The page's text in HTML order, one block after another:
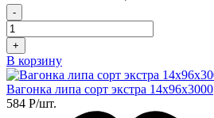
-
+
В корзину
Вагонка липа сорт экстра 14х96х3000
584 Р/шт.